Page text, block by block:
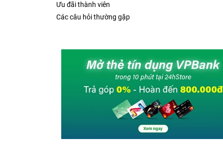
Ưu đãi thành viên
Các câu hỏi thường gặp